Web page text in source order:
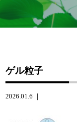
ゲル粒子
2026.01.6 ｜